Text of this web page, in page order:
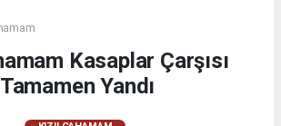
Kasaplar Çarşısı
Tamamen Yandı